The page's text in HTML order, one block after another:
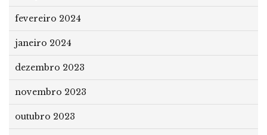
fevereiro 2024
janeiro 2024
dezembro 2023
novembro 2023
outubro 2023